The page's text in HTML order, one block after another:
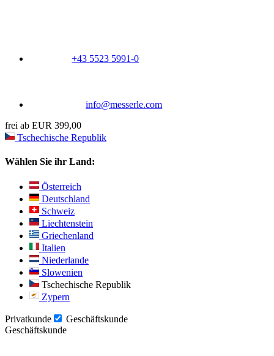
+43 5523 5991-0
info@messerle.com
frei ab EUR 399,00
Tschechische Republik
Wählen Sie ihr Land:
Österreich
Deutschland
Schweiz
Liechtenstein
Griechenland
Italien
Niederlande
Slowenien
Tschechische Republik
Zypern
Privatkunde
Geschäftskunde
Geschäftskunde